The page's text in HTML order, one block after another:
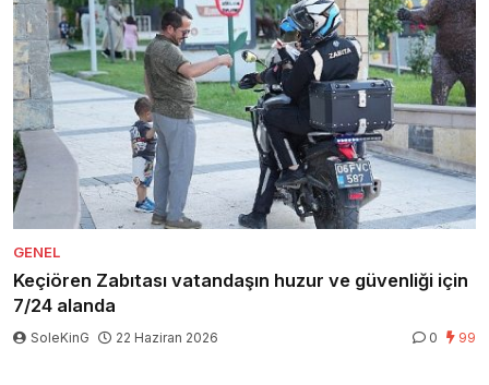
GENEL
Keçiören Zabıtası vatandaşın huzur ve güvenliği için
7/24 alanda
SoleKinG 22 Haziran 2026 0 99